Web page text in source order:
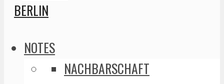
NOTES
NACHBARSCHAFT